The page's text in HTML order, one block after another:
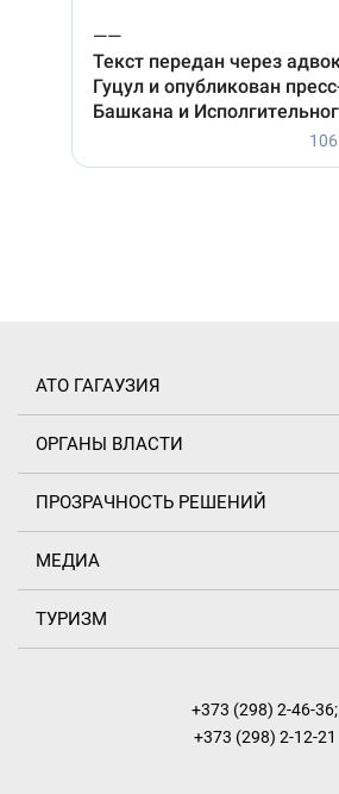
АТО ГАГАУЗИЯ
ОРГАНЫ ВЛАСТИ
ПРОЗРАЧНОСТЬ РЕШЕНИЙ
МЕДИА
ТУРИЗМ
+373 (298) 2-46-36;
+373 (298) 2-12-21